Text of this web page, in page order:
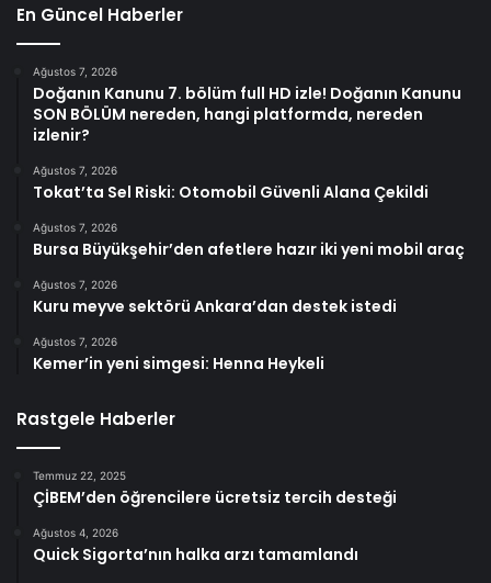
En Güncel Haberler
Ağustos 7, 2026
Doğanın Kanunu 7. bölüm full HD izle! Doğanın Kanunu
SON BÖLÜM nereden, hangi platformda, nereden
izlenir?
Ağustos 7, 2026
Tokat’ta Sel Riski: Otomobil Güvenli Alana Çekildi
Ağustos 7, 2026
Bursa Büyükşehir’den afetlere hazır iki yeni mobil araç
Ağustos 7, 2026
Kuru meyve sektörü Ankara’dan destek istedi
Ağustos 7, 2026
Kemer’in yeni simgesi: Henna Heykeli
Rastgele Haberler
Temmuz 22, 2025
ÇİBEM’den öğrencilere ücretsiz tercih desteği
Ağustos 4, 2026
Quick Sigorta’nın halka arzı tamamlandı